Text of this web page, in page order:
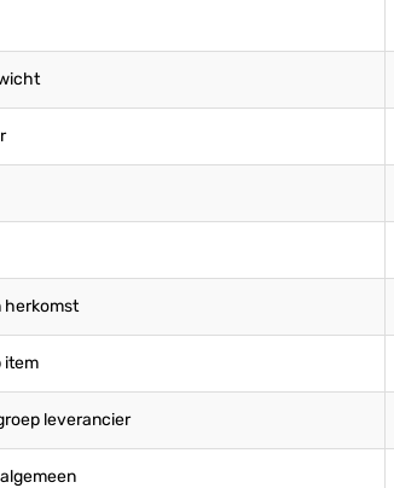
herkomst
item
leverancier